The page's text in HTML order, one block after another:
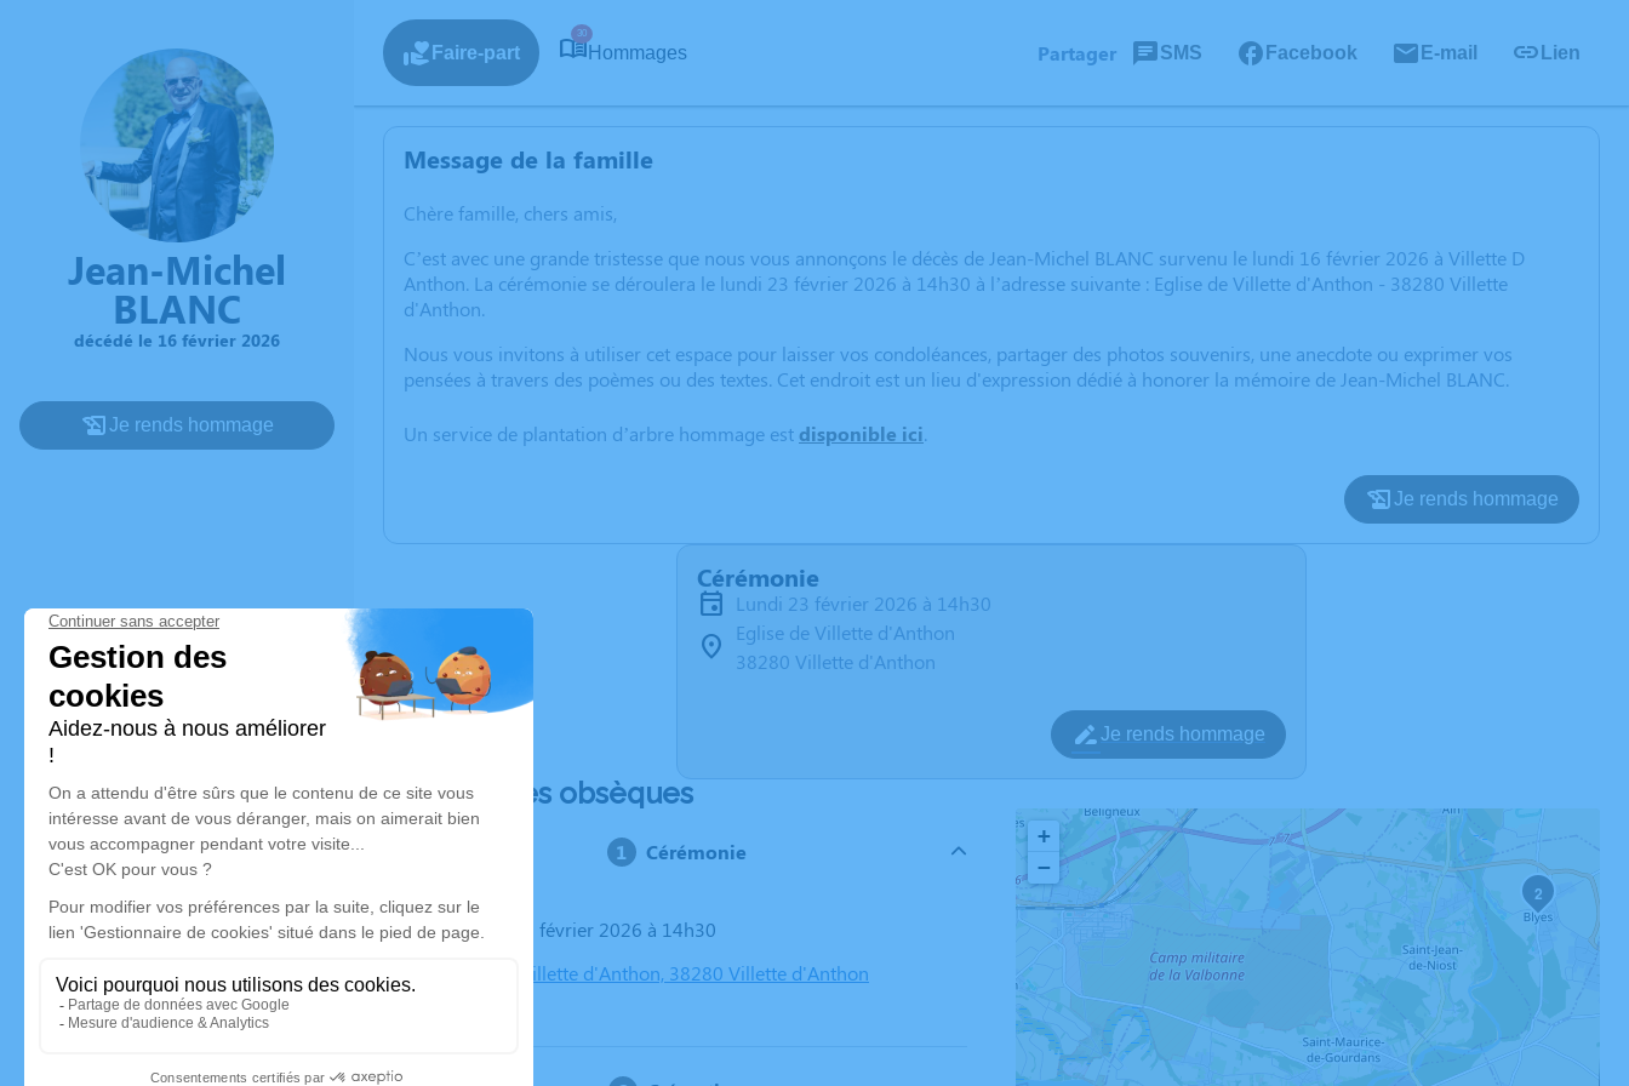
Jean-Michel
BLANC
décédé le 16 février 2026
Je rends hommage
Faire-part
30
Hommages Partager SMS Facebook E-mail Lien
Message de la famille
Chère famille, chers amis,
C’est avec une grande tristesse que nous vous annonçons le décès de Jean-Michel BLANC survenu le lundi 16 février 2026 à Villette D
Anthon. La cérémonie se déroulera le lundi 23 février 2026 à 14h30 à l’adresse suivante : Eglise de Villette d'Anthon - 38280 Villette
d'Anthon.
Nous vous invitons à utiliser cet espace pour laisser vos condoléances, partager des photos souvenirs, une anecdote ou exprimer vos
pensées à travers des poèmes ou des textes. Cet endroit est un lieu d'expression dédié à honorer la mémoire de Jean-Michel BLANC.
Un service de plantation d’arbre hommage est disponible ici.
Je rends hommage
Cérémonie
lundi 23 février 2026 à 14h30
Eglise de Villette d'Anthon
38280 Villette d'Anthon
Je rends hommage
Déroulé des obsèques
Cérémonie
Le lundi 23 février 2026 à 14h30
Eglise de Villette d'Anthon, 38280 Villette d'Anthon
2
+
−